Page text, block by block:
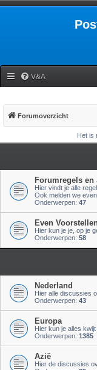
V&A
Forumoverzicht
Het is
Forumregels
Hier vindt je alle
Ook melden we
Onderwerpen: 47
Even
Hier kun je je, op je
Onderwerpen: 58
Nederland
Hier alle discussies
Onderwerpen: 43
Europa
Hier kun je alles
Onderwerpen: 1385
Azië
Hier de discussies